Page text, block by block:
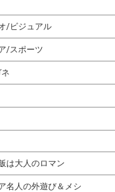
/ビジュアル
/スポーツ
は大人のロマン
名人の外遊び＆メシ